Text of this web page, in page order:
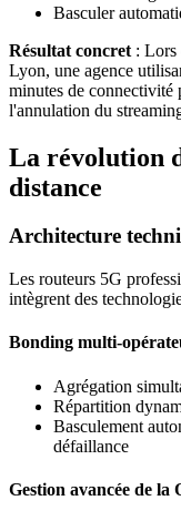
Basculer
Résultat concret : Lors
Lyon, une agence
minutes de connectivité
l'annulation du
La révolution
distance
Architecture
Les routeurs 5G
intègrent des
Bonding multi-
Agrégation
Répartition
Basculement
défaillance
Gestion avancée de la